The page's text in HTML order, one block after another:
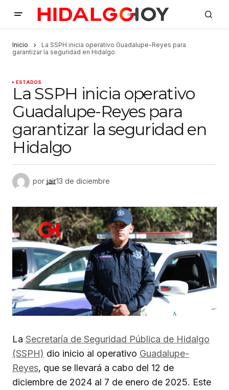
Inicio
La SSPH inicia operativo Guadalupe-Reyes para
garantizar la seguridad en Hidalgo
ESTADOS
La SSPH inicia operativo
Guadalupe-Reyes para
garantizar la seguridad en
Hidalgo
por jair13 de diciembre
La Secretaría de Seguridad Pública de Hidalgo
(SSPH) dio inicio al operativo Guadalupe-
Reyes, que se llevará a cabo del 12 de
diciembre de 2024 al 7 de enero de 2025. Este